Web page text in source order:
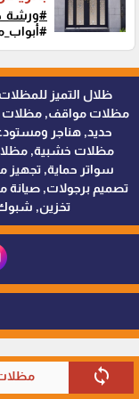
sync
مظلات مواقف, مظلات
حديد, هناجر
مظلات خشبية,
سواتر حماية,
تصميم برجولات, صيانة
تخزين,